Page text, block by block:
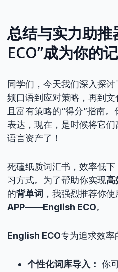
总结与实力助推
ECO”成为你的
同学们，今天我们深入探
频口语到应对策略，再到
且富有策略的“得分”指南
表达，现在，是时候将它
语言资产了！
死磕纸质词汇书，效率低
习方式。为了帮助你实现高
的背单词 ，我强烈推荐你
APP——English ECO。
English ECO专为追求效率
个性化词库导入： 你